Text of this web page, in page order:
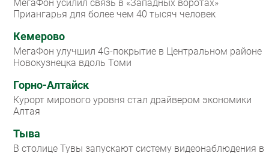
МегаФон усилил связь в «Западных воротах»
Приангарья для более чем 40 тысяч человек
Кемерово
МегаФон улучшил 4G-покрытие в Центральном районе
Новокузнецка вдоль Томи
Горно-Алтайск
Курорт мирового уровня стал драйвером экономики
Алтая
Тыва
В столице Тувы запускают систему видеонаблюдения в